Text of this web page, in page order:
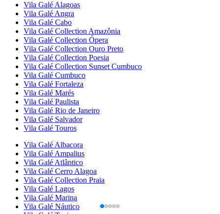
Vila Galé Alagoas
Vila Galé Angra
Vila Galé Cabo
Vila Galé Collection Amazônia
Vila Galé Collection Ópera
Vila Galé Collection Ouro Preto
Vila Galé Collection Poesia
Vila Galé Collection Sunset Cumbuco
Vila Galé Cumbuco
Vila Galé Fortaleza
Vila Galé Marés
Vila Galé Paulista
Vila Galé Rio de Janeiro
Vila Galé Salvador
Vila Galé Touros
Vila Galé Albacora
Vila Galé Ampalius
Vila Galé Atlântico
Vila Galé Cerro Alagoa
Vila Galé Collection Praia
Vila Galé Lagos
Vila Galé Marina
Vila Galé Náutico